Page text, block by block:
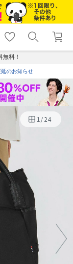
shopping_cart lock_outline
ログイン
料！
のお知らせ
1/24